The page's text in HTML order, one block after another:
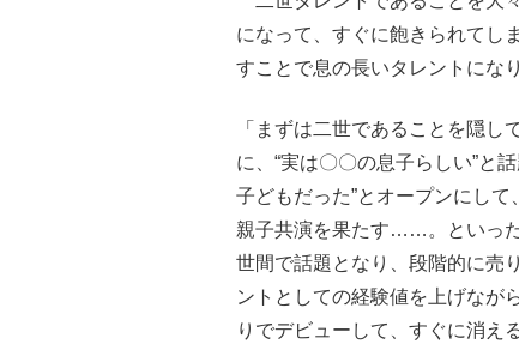
になって、すぐに飽きられてし
すことで息の長いタレントにな
「まずは二世であることを隠
に、“実は〇〇の息子らしい”と
子どもだった”とオープンにし
親子共演を果たす……。といっ
世間で話題となり、段階的に売
ントとしての経験値を上げなが
りでデビューして、すぐに消え